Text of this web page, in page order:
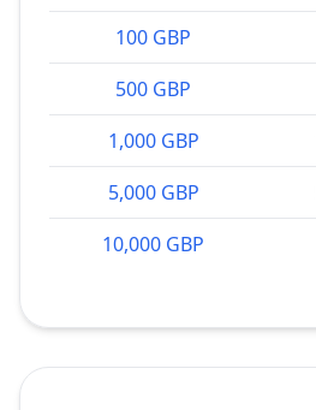
100 GBP
500 GBP
1,000 GBP
5,000 GBP
10,000 GBP